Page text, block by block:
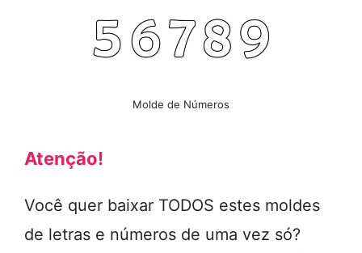
Molde de Números
Atenção!
Você quer baixar TODOS estes moldes
de letras e números de uma vez só?